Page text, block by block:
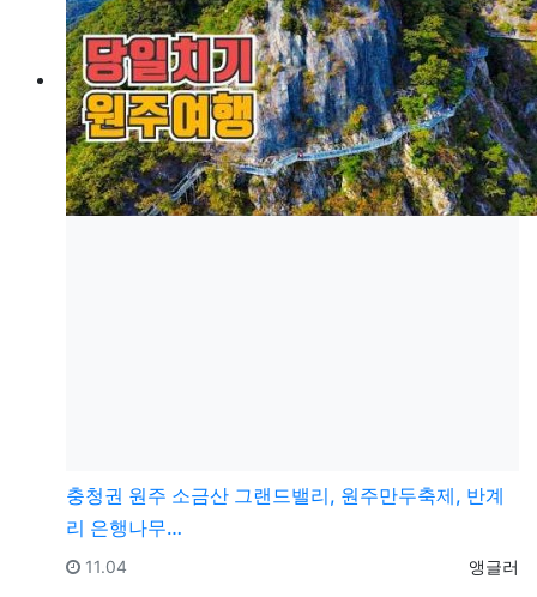
충청권 원주 소금산 그랜드밸리, 원주만두축제, 반계
리 은행나무…
등록자
앵글러
등록일
11.04